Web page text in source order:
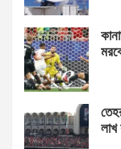
লাখ